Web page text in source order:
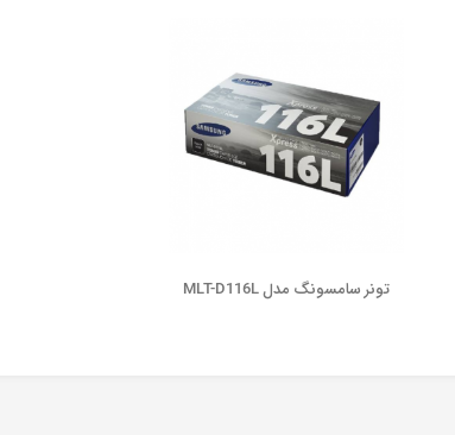
تونر سامسونگ مدل MLT-D116L